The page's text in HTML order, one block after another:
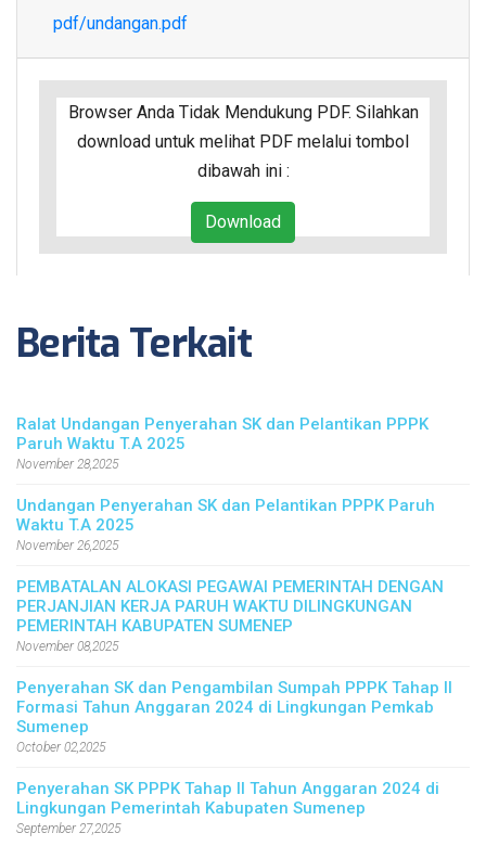
pdf/undangan.pdf
Browser Anda Tidak Mendukung PDF. Silahkan
download untuk melihat PDF melalui tombol
dibawah ini :
Download
Berita Terkait
Ralat Undangan Penyerahan SK dan Pelantikan PPPK
Paruh Waktu T.A 2025
November 28,2025
Undangan Penyerahan SK dan Pelantikan PPPK Paruh
Waktu T.A 2025
November 26,2025
PEMBATALAN ALOKASI PEGAWAI PEMERINTAH DENGAN
PERJANJIAN KERJA PARUH WAKTU DILINGKUNGAN
PEMERINTAH KABUPATEN SUMENEP
November 08,2025
Penyerahan SK dan Pengambilan Sumpah PPPK Tahap II
Formasi Tahun Anggaran 2024 di Lingkungan Pemkab
Sumenep
October 02,2025
Penyerahan SK PPPK Tahap II Tahun Anggaran 2024 di
Lingkungan Pemerintah Kabupaten Sumenep
September 27,2025